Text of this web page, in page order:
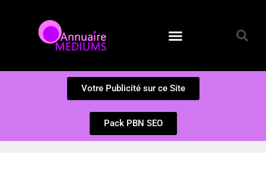
Votre Publicité sur ce Site
Pack PBN SEO